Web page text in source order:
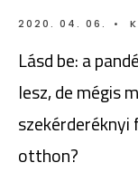
2020. 04. 06. •
Lásd be: a
lesz, de mégis
otthon?